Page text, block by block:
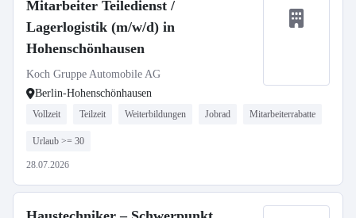
Mitarbeiter Teiledienst /
Lagerlogistik (m/w/d) in
Hohenschönhausen
Koch Gruppe Automobile AG
Berlin-Hohenschönhausen
Vollzeit Teilzeit Weiterbildungen Jobrad Mitarbeiterrabatte
Urlaub >= 30
28.07.2026